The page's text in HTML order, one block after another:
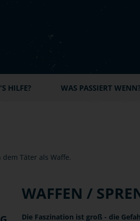
HILFE? WAS PASSIERT
WAFFEN /
Die Faszination ist groß - die